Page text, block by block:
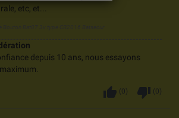
etc, et...
depuis 10 ans, nous essayons
thumb_up (0 ) thumb_down (0 )